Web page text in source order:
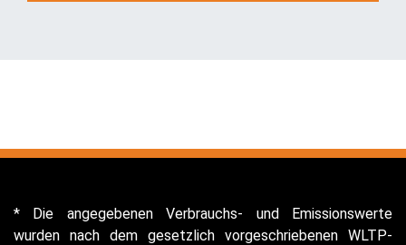
* Die angegebenen Verbrauchs- und Emissionswerte
wurden nach dem gesetzlich vorgeschriebenen WLTP-